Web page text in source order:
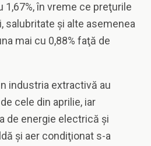
1,67%, în vreme ce preţurile
salubritate şi alte asemenea
mai cu 0,88% faţă de
industria extractivă au
cele din aprilie, iar
de energie electrică şi
şi aer condiţionat s-a